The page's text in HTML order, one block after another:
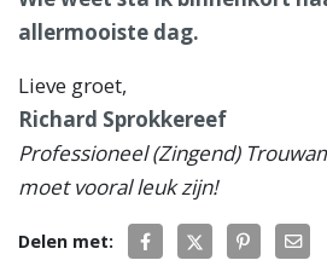
allermooiste dag.
Lieve groet,
Richard Sprokkereef
Professioneel (Zingend)
moet vooral leuk zijn!
Delen met: